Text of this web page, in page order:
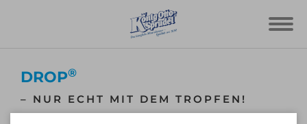
DROP®
– NUR ECHT MIT DEM TROPFEN!